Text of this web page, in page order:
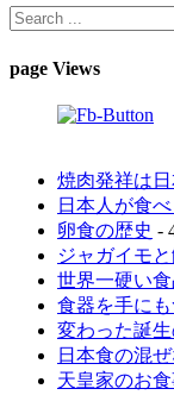
page Views
焼肉発祥は
日本人が食
卵食の歴史 -
ジャガイモ
世界一硬い
食器を手に
変わった誕
日本食の混
天皇家のお